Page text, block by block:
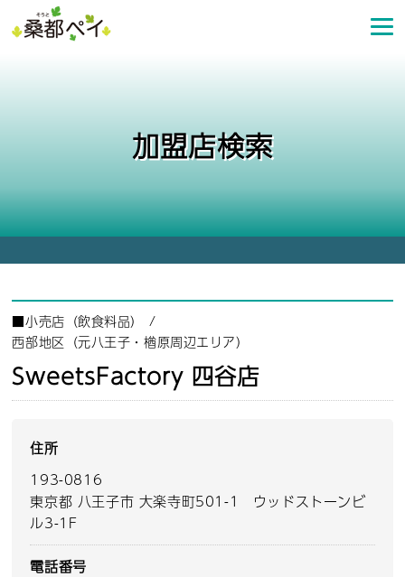
ン
プ
加盟店検索
■小売店（飲食料品）
/
西部地区（元八王子・楢原周辺エリア）
SweetsFactory 四谷店
住所
193-0816
東京都 八王子市 大楽寺町501-1 ウッドストーンビ
ル3-1F
電話番号